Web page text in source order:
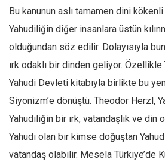
Bu kanunun aslı tamamen dini
Yahudiliğin diğer insanlara üstün
olduğundan söz edilir. Dolayısıyla
ırk odaklı bir dinden geliyor. Özellikle
Yahudi Devleti kitabıyla birlikte bu
Siyonizm’e dönüştü. Theodor Herzl,
Yahudiliğin bir ırk, vatandaşlık ve din
Yahudi olan bir kimse doğuştan
vatandaş olabilir. Mesela Türkiye’de